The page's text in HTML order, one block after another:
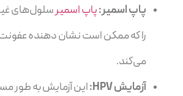
پاپ اسمیر:پاپ اسمیرسلول‌های
می‌کند.
آزمایشHPV
: